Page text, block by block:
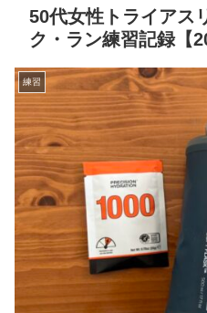
50代女性トライアス
ク・ラン練習記録【
練習